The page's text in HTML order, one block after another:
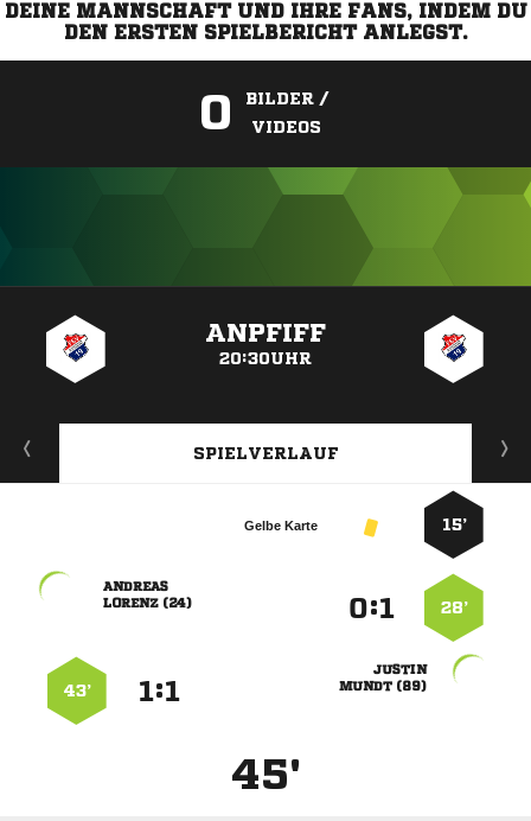
DEINE MANNSCHAFT UND IHRE FANS, INDEM DU
DEN ERSTEN SPIELBERICHT ANLEGST.
0
BILDER /
VIDEOS
ANPFIFF
20:30UHR
SPIELVERLAUF
15’
Gelbe Karte
28’
:

 

 
:
43’
45'